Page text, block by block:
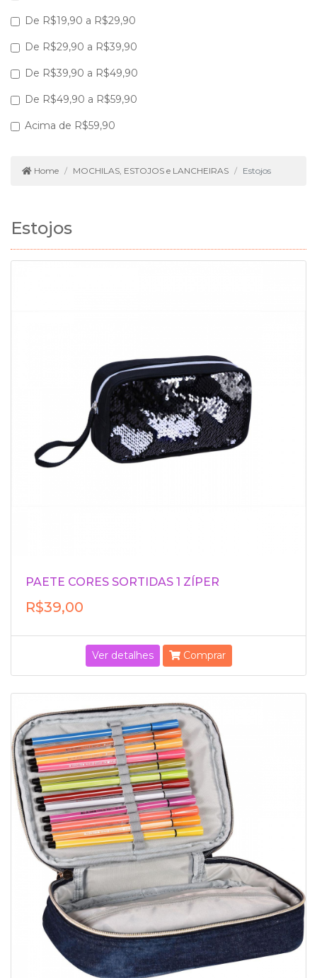
De R$19,90 a R$29,90
De R$29,90 a R$39,90
De R$39,90 a R$49,90
De R$49,90 a R$59,90
Acima de R$59,90
Home MOCHILAS, ESTOJOS e LANCHEIRAS Estojos
Estojos
PAETE CORES SORTIDAS 1 ZÍPER
R$39,00
Ver detalhes Comprar